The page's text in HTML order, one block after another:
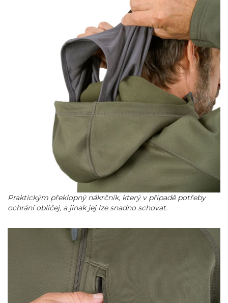
Praktickým překlopný nákrčník, který v případě potřeby
ochrání obličej, a jinak jej lze snadno schovat.